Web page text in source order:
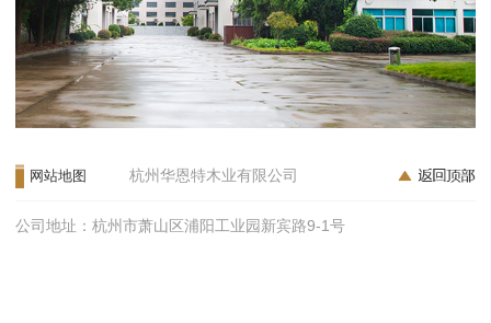
网站地图 杭州华恩特木业有限公司
公司地址：杭州市萧山区浦阳工业园新宾路9-1号